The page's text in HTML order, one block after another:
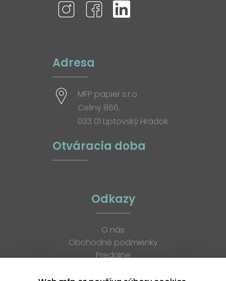
Adresa
MFP papier s.r.o.
Celiny 866,
033 01 Liptovský Hrádok
Otváracia doba
Odkazy
O nás
Obchodné podmienky
Predajne